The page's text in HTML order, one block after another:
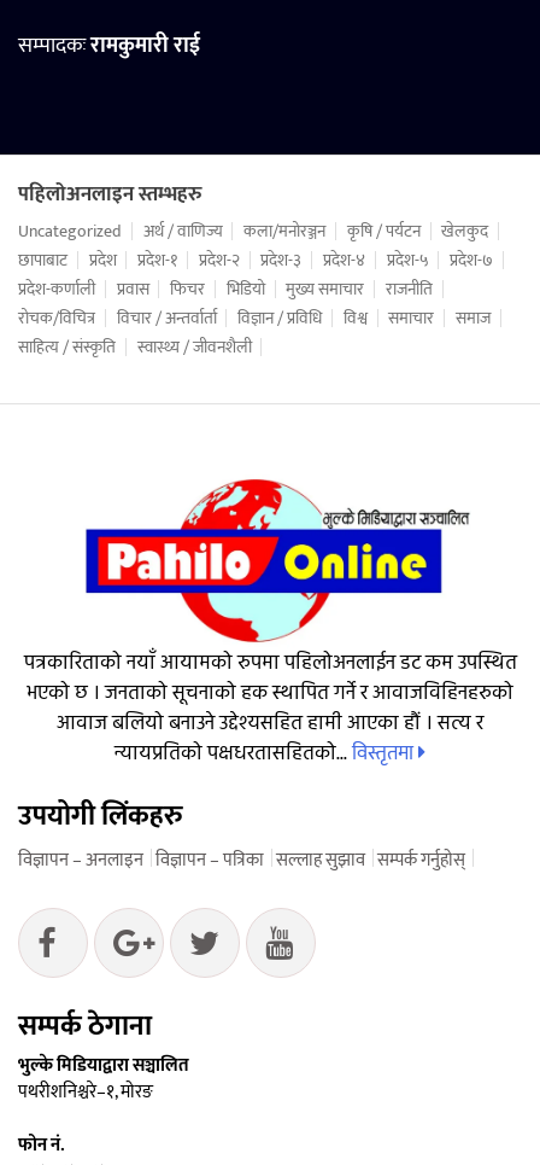
सम्पादकःरामकुमारी राई
पहिलोअनलाइन स्तम्भहरु
Uncategorized अर्थ / वाणिज्य कला/मनोरञ्जन कृषि / पर्यटन
खेलकुद
छापाबाट
प्रदेश प्रदेश-१ प्रदेश-२ प्रदेश-३ प्रदेश-४ प्रदेश-५
प्रदेश-७
प्रदेश-कर्णाली
प्रवास फिचर भिडियो मुख्य समाचार
राजनीति
रोचक/विचित्र
विचार / अन्तर्वार्ता विज्ञान / प्रविधि विश्व समाचार
समाज
साहित्य / संस्कृति
स्वास्थ्य / जीवनशैली
पत्रकारिताको नयाँ आयामको रुपमा पहिलोअनलाईन डट कम उपस्थित
भएको छ । जनताको सूचनाको हक स्थापित गर्ने र आवाजविहिनहरुको
आवाज बलियो बनाउने उद्देश्यसहित हामी आएका हौं । सत्य र
न्यायप्रतिको पक्षधरतासहितको...विस्तृतमा
उपयोगी लिंकहरु
विज्ञापन – अनलाइन विज्ञापन – पत्रिका सल्लाह सुझाव सम्पर्क गर्नुहोस्
सम्पर्क ठेगाना
भुल्के मिडियाद्वारा सञ्चालित
पथरीशनिश्चरे–१, मोरङ
फोन नं.